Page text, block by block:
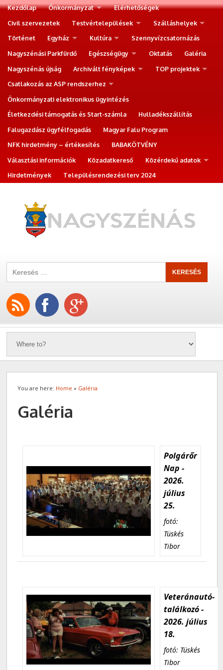
Kezdőlap Önkormányzat
Elérhetőségek
Civil szervezetek
Testvértelepülések
Szálláshelyek
Történet
Egyház Kultúra
Szennyvízcsatornázás
Nagyszénási Parkfürdő
Egészségügy Oktatás
Galéria
Nagyszénás újság
Archivált fényképek
TOP projektek
Csatlakozás az ASP rendszerhez
Önkormányzati elektronikus ügyintézés
Életkezdési támogatás és Start-számla
Hulladékszállítás
Falugazdász ügyfélfogadás
Magyar Falu Program
NFK hirdetmény – értékesítés
BABAKÖTVÉNY
Választási információk
Közadatkereső
Közérdekű adatok
Hirdetmények
Településrendezési terv 2024
You are here: Home » Galéria
Galéria
Polgárőr
Nap -
2026.
július
25.
fotó:
Tüskés
Tibor
Veteránautó-
találkozó -
2026. július
18.
fotó: Tüskés
Tibor